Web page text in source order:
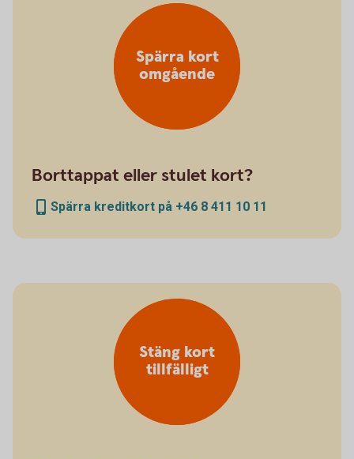
Spärra kort
omgående
Borttappat eller stulet kort?
Spärra kreditkort på +46 8 411 10 11
Stäng kort
tillfälligt